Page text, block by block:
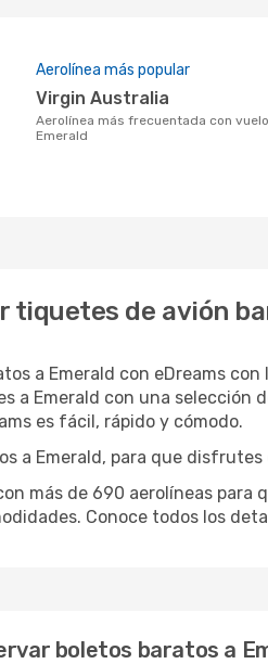
Aerolínea más popular
Virgin Australia
Aerolínea más frecuentada con vuelos a
Emerald
tiquetes de avión
a Emerald con eDreams
a Emerald con una selección
es fácil, rápido y cómodo.
a Emerald, para que
más de 690 aerolíneas
Conoce todos los
boletos baratos a